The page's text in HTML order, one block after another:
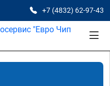
+7 (4832) 62-97-43